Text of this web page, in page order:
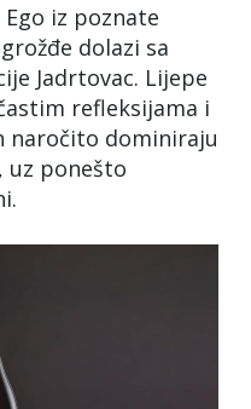
iz poznate
dolazi sa
Jadrtovac. Lijepe
refleksijama i
naročito dominiraju
uz ponešto